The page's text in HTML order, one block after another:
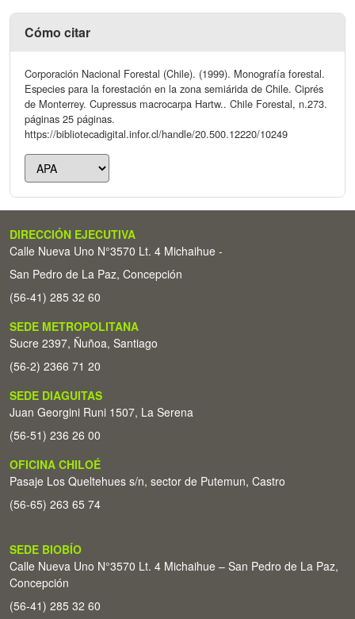
Cómo citar
Corporación Nacional Forestal (Chile). (1999). Monografía forestal.
Especies para la forestación en la zona semiárida de Chile. Ciprés
de Monterrey. Cupressus macrocarpa Hartw.. Chile Forestal, n.273.
páginas 25 páginas.
https://bibliotecadigital.infor.cl/handle/20.500.12220/10249
DIRECCIÓN EJECUTIVA
Calle Nueva Uno N°3570 Lt. 4 Michaihue -
San Pedro de La Paz, Concepción
(56-41) 285 32 60
SEDE METROPOLITANA
Sucre 2397, Ñuñoa, Santiago
(56-2) 2366 71 20
SEDE DIAGUITAS
Juan Georgini Runi 1507, La Serena
(56-51) 236 26 00
OFICINA CHILOÉ
Pasaje Los Queltehues s/n, sector de Putemun, Castro
(56-65) 263 65 74
SEDE BIOBÍO
Calle Nueva Uno N°3570 Lt. 4 Michaihue – San Pedro de La Paz,
Concepción
(56-41) 285 32 60